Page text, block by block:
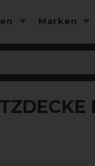
Marken